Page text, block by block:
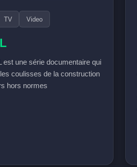
TV Video
est une série documentaire qui
coulisses de la construction
hors normes